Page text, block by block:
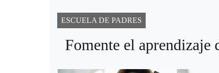
ESCUELA DE PADRES
Fomente el aprendizaje